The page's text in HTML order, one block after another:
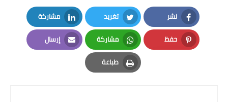
نشر
Facebook
تغريد
Twitter
مشاركة
LinkedIn
حفظ
Pinterest
مشاركة
Whatsapp
إرسال
Email
طباعة
Print